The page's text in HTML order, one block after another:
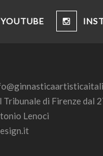
YOUTUBE
di Firenze dal
Lenoci